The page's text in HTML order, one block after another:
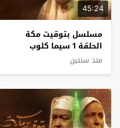
45:24
مسلسل بتوقيت مكة
الحلقة 1 سيما كلوب
منذ سنتين